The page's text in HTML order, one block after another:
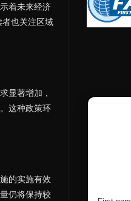
着未来经济
也关注区域
显著增加，
这种政策环
的实施有效
仍将保持较